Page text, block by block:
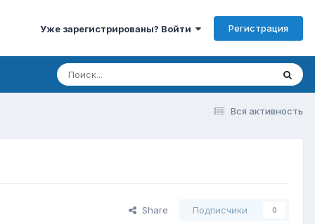
Уже зарегистрированы? Войти Регистрация
Вся активность
Share Подписчики 0